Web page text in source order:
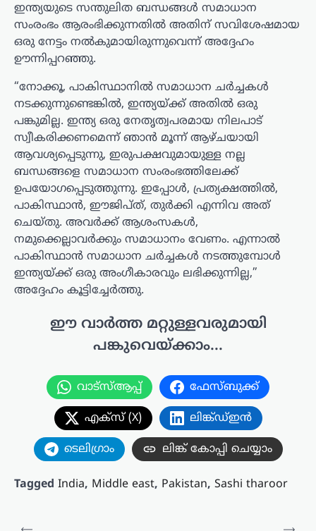
ഇന്ത്യയുടെ സന്തുലിത ബന്ധങ്ങൾ സമാധാന
സംരംഭം ആരംഭിക്കുന്നതിൽ അതിന് സവിശേഷമായ
ഒരു നേട്ടം നൽകുമായിരുന്നുവെന്ന് അദ്ദേഹം
ഊന്നിപ്പറഞ്ഞു.
“നോക്കൂ, പാകിസ്ഥാനിൽ സമാധാന ചർച്ചകൾ
നടക്കുന്നുണ്ടെങ്കിൽ, ഇന്ത്യയ്ക്ക് അതിൽ ഒരു
പങ്കുമില്ല. ഇന്ത്യ ഒരു നേതൃത്വപരമായ നിലപാട്
സ്വീകരിക്കണമെന്ന് ഞാൻ മൂന്ന് ആഴ്ചയായി
ആവശ്യപ്പെടുന്നു, ഇരുപക്ഷവുമായുള്ള നല്ല
ബന്ധങ്ങളെ സമാധാന സംരംഭത്തിലേക്ക്
ഉപയോഗപ്പെടുത്തുന്നു. ഇപ്പോൾ, പ്രത്യക്ഷത്തിൽ,
പാകിസ്ഥാൻ, ഈജിപ്ത്, തുർക്കി എന്നിവ അത്
ചെയ്തു. അവർക്ക് ആശംസകൾ,
നമുക്കെല്ലാവർക്കും സമാധാനം വേണം. എന്നാൽ
പാകിസ്ഥാൻ സമാധാന ചർച്ചകൾ നടത്തുമ്പോൾ
ഇന്ത്യയ്ക്ക് ഒരു അംഗീകാരവും ലഭിക്കുന്നില്ല,”
അദ്ദേഹം കൂട്ടിച്ചേർത്തു.
ഈ വാർത്ത മറ്റുള്ളവരുമായി
പങ്കുവെയ്ക്കാം...
വാട്സ്ആപ്പ് ഫേസ്ബുക്ക്
എക്സ് (X) ലിങ്ക്ഡ്ഇൻ
ടെലിഗ്രാം ലിങ്ക് കോപ്പി ചെയ്യാം
Tagged India, Middle east, Pakistan, Sashi tharoor
പോസ്റ്റുകളിലൂടെ